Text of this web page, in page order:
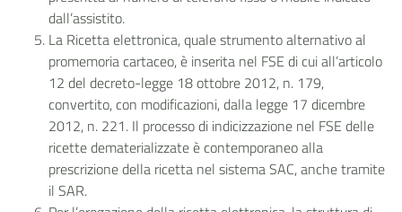
dall’assistito.
La Ricetta elettronica, quale strumento alternativo al
promemoria cartaceo, è inserita nel FSE di cui all’articolo
12 del decreto-legge 18 ottobre 2012, n. 179,
convertito, con modificazioni, dalla legge 17 dicembre
2012, n. 221. Il processo di indicizzazione nel FSE delle
ricette dematerializzate è contemporaneo alla
prescrizione della ricetta nel sistema SAC, anche tramite
il SAR.